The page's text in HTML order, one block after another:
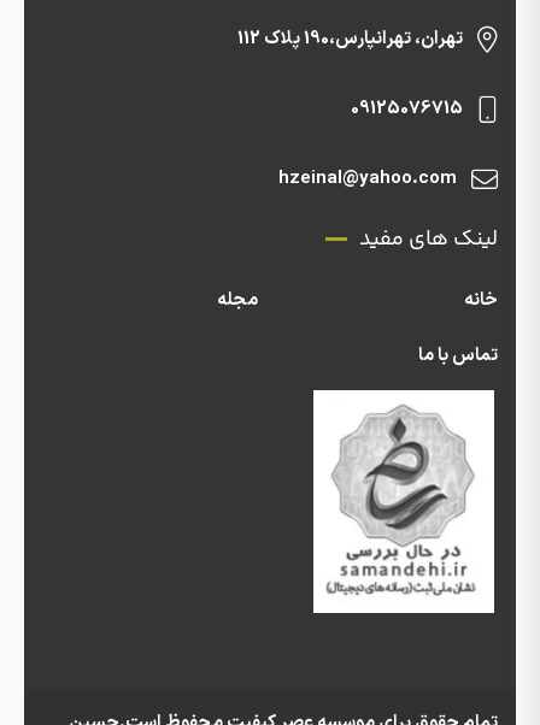
تهران، تهرانپارس،190 پلاک 112
09125076715
hzeinal@yahoo.com
لینک های مفید
خانه
مجله
تماس با ما